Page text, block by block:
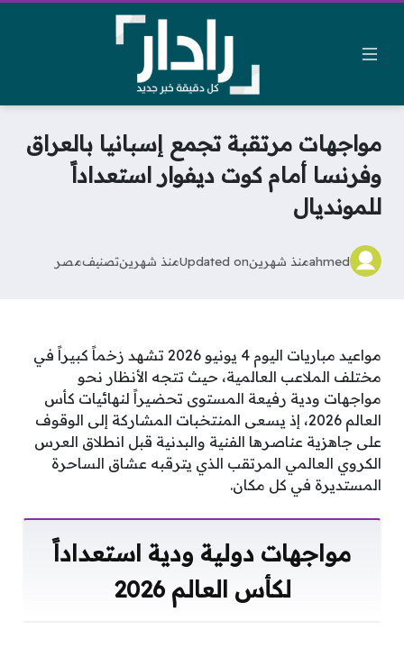
مواجهات مرتقبة تجمع إسبانيا بالعراق
وفرنسا أمام كوت ديفوار استعداداً
للمونديال
ahmedمنذ شهرينUpdated onمنذ شهرينتصنيفمصر
مواعيد مباريات اليوم 4 يونيو 2026 تشهد زخماً كبيراً في
مختلف الملاعب العالمية، حيث تتجه الأنظار نحو
مواجهات ودية رفيعة المستوى تحضيراً لنهائيات كأس
العالم 2026، إذ يسعى المنتخبات المشاركة إلى الوقوف
على جاهزية عناصرها الفنية والبدنية قبل انطلاق العرس
الكروي العالمي المرتقب الذي يترقبه عشاق الساحرة
المستديرة في كل مكان.
مواجهات دولية ودية استعداداً
لكأس العالم 2026